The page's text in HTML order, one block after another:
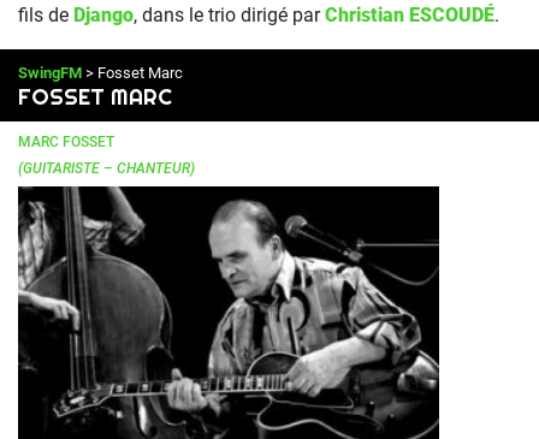
fils de Django, dans le trio dirigé parChristian ESCOUDÉ.
SwingFM > Fosset Marc
FOSSET MARC
MARC FOSSET
(GUITARISTE – CHANTEUR)